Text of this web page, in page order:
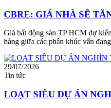
CBRE: GIÁ NHÀ SẼ
Giá bất động sản TP HCM dự
hàng giữa các phân khúc vẫn
29/07/2026
Tin tức
LOẠT SIÊU DỰ ÁN